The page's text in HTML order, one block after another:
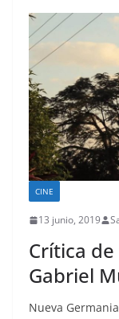
CINE
13 junio, 2019
Crítica de
Gabriel
Nueva